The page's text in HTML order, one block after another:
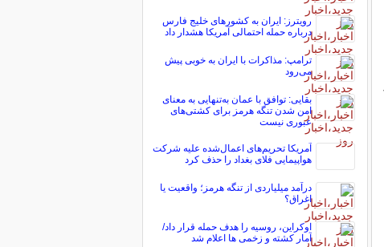
رویترز: ایران به کشورهای خلیج فارس
درباره حمله احتمالی آمریکا هشدار داد
ترامپ: مذاکرات با ایران به خوبی پیش
می‌رود
بقایی: توافق با عمان به‌تنهایی به معنای
امن شدن تنگه هرمز برای کشتی‌های
عبوری نیست
آمریکا تحریم‌های اعمال‌شده علیه شرکت
هواپیمایی فلای بغداد را حذف کرد
درآمد میلیاردی از تنگه هرمز؛ واقعیت یا
اغراق؟
اوکراین، روسیه را هدف حمله قرار داد/
آمار کشته و زخمی ها اعلام شد